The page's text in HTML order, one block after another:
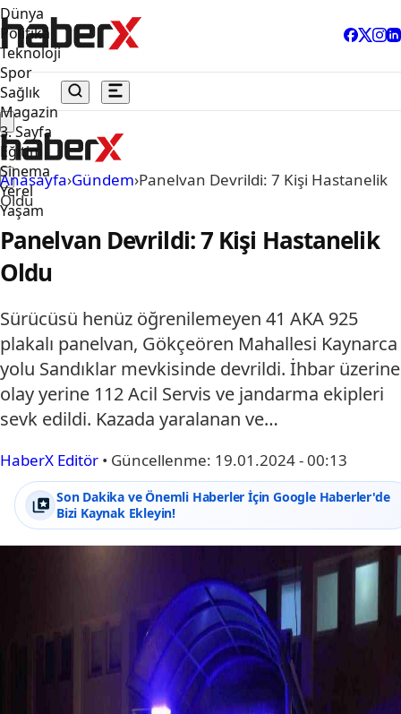
Dünya
Politika
Teknoloji
Spor
Sağlık
Magazin
3. Sayfa
Eğitim
Sinema
Yerel
Yaşam
Anasayfa›Gündem›Panelvan Devrildi: 7 Kişi Hastanelik
Oldu
Panelvan Devrildi: 7 Kişi Hastanelik
Oldu
Sürücüsü henüz öğrenilemeyen 41 AKA 925
plakalı panelvan, Gökçeören Mahallesi Kaynarca
yolu Sandıklar mevkisinde devrildi. İhbar üzerine
olay yerine 112 Acil Servis ve jandarma ekipleri
sevk edildi. Kazada yaralanan ve…
HaberX Editör • Güncellenme: 19.01.2024 - 00:13
Son Dakika ve Önemli Haberler İçin Google Haberler'de
Bizi Kaynak Ekleyin!